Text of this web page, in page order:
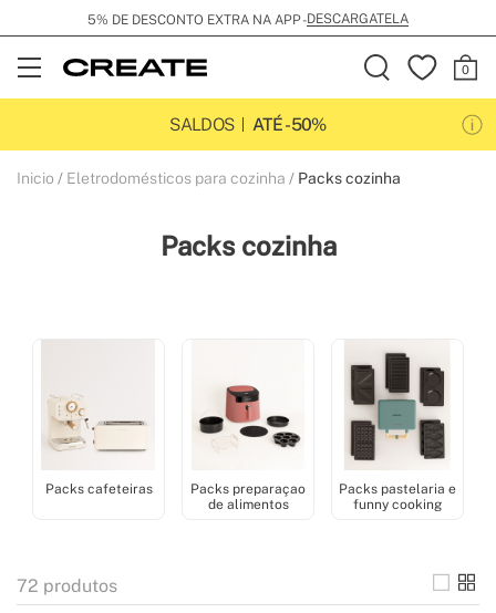
ENVIO GRÁTIS POR 99€
Open
Menu
SALDOS
ATÉ -50%
Inicio Eletrodomésticos para cozinha Packs cozinha
Packs cozinha
Packs cafeteiras
Packs preparaçao
de alimentos
Packs pastelaria e
funny cooking
72 produtos